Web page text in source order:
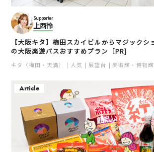
Supporter
上西怜
【大阪キタ】梅田スカイビルからマジックシ
の大阪楽遊パスおすすめプラン［PR]
キタ（梅田・天満） 人気 展望台 美術館・博物館
Article